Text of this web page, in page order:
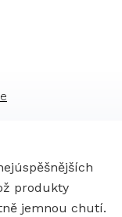
produkty
jemnou chutí.